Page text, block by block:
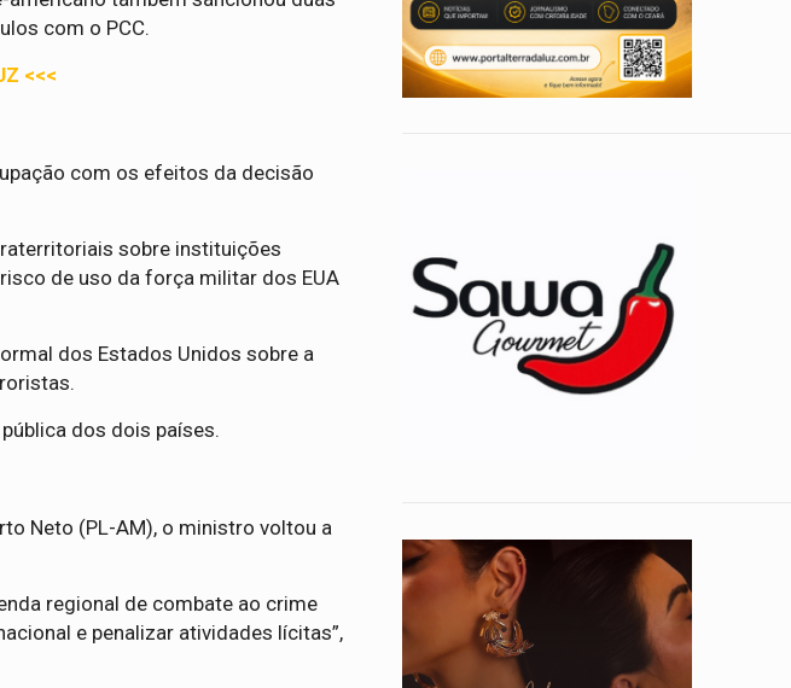
com o PCC.
<<<
com os efeitos da decisão
sobre instituições
de uso da força militar dos EUA
dos Estados Unidos sobre a
dos dois países.
Neto (PL-AM), o ministro voltou a
regional de combate ao crime
e penalizar atividades lícitas”,